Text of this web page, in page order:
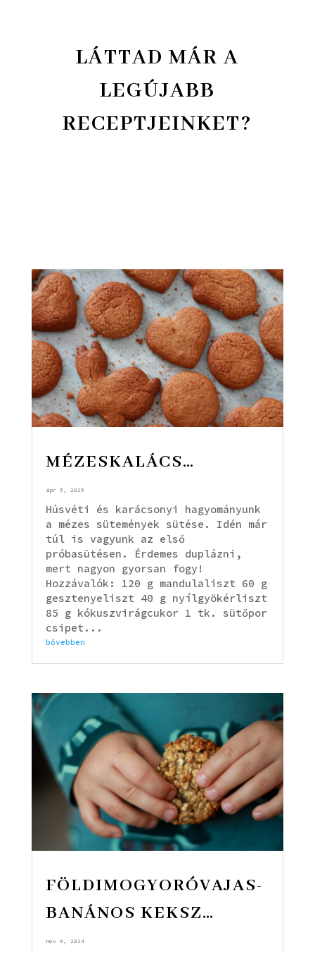
LÁTTAD MÁR A
LEGÚJABB
RECEPTJEINKET?
MÉZESKALÁCS…
ápr 5, 2025
Húsvéti és karácsonyi hagyományunk
a mézes sütemények sütése. Idén már
túl is vagyunk az első
próbasütésen. Érdemes duplázni,
mert nagyon gyorsan fogy!
Hozzávalók: 120 g mandulaliszt 60 g
gesztenyeliszt 40 g nyílgyökérliszt
85 g kókuszvirágcukor 1 tk. sütőpor
csipet...
bővebben
FÖLDIMOGYORÓVAJAS-
BANÁNOS KEKSZ…
nov 9, 2024